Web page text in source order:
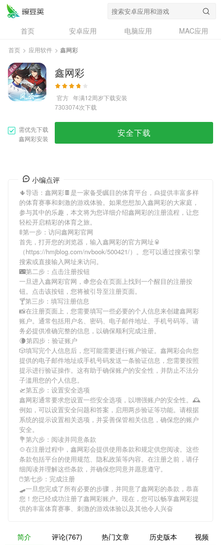
首页 安卓应用 电脑应用
MAC应用
资讯
专题
问答
首页 > 应用软件 > 鑫网彩
鑫网彩
官方 年满12周岁下载安装
7303074次下载
需优先下载
鑫网彩安装
安全下载
小编点评
🌵导语： 鑫网彩🍫是一家备受瞩目的体育平台，👱提供丰富多样
的体育赛事和刺激的游戏体验。如果您想加入鑫网彩的大家庭，
参与其中的乐趣，本文将为您详细介绍鑫网彩的注册流程，让您
轻松开启精彩的体育之旅。
🚦第一步：访问鑫网彩官网
首先，打开您的浏览器，输入鑫网彩的官方网址🥫
（https://hmjblog.com/nvbook/500421/）。您可以通过搜索引擎
搜索或直接输入网址来访问。
🌃第二步：点击注册按钮
一旦进入鑫网彩官网，🍇您会在页面上找到一个醒目的注册按
钮。点击该按钮，您将被引导至注册页面。
🍸第三步：填写注册信息
📸在注册页面上，您需要填写一些必要的个人信息来创建鑫网彩
账户。通常包括用户名、密码、电子邮件地址、手机号码等。请
务必提供准确完整的信息，以确保顺利完成注册。
🌘第四步：验证账户
🎲填写完个人信息后，您可能需要进行账户验证。 鑫网彩会向您
提供的电子邮件地址或手机号码发送一条验证信息，您需要按照
提示进行验证操作。这有助于确保账户的安全性，并防止不法分
子滥用您的个人信息。
🛫第五步：设置安全选项
鑫网彩通常要求您设置一些安全选项，以增强账户的安全性。🕰
例如，可以设置安全问题和答案，启用两步验证等功能。请根据
系统的提示设置相关选项，并妥善保管相关信息，确保您的账户
安全。
💐第六步：阅读并同意条款
🍲在注册过程中， 鑫网彩会提供使用条款和规定供您阅读。这些
条款包括平台的使用规范、隐私政策等内容。在注册之前，请仔
细阅读并理解这些条款，并确保您同意并愿意遵守。
🖱第七步：完成注册
🛹一旦您完成了所有必要的步骤，并同意了鑫网彩的条款，恭喜
您！您已经成功注册了鑫网彩账户。现在，您可以畅享鑫网彩提
供的丰富体育赛事、刺激的游戏体验以及其他令人兴奋
简介 评论(767) 热门文章 历史版本 视频